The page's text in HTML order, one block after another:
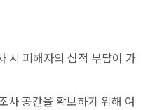
시 피해자의 심적 부담이 가
사 공간을 확보하기 위해 여